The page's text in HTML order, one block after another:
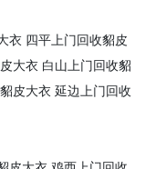
衣 四平上门回收貂皮
大衣 白山上门回收貂
皮大衣 延边上门回收